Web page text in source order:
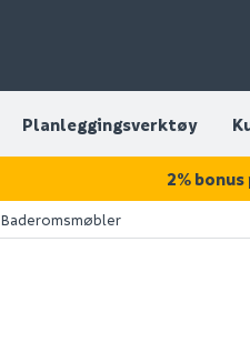
Planleggingsverktøy
Baderomsmøbler
2%